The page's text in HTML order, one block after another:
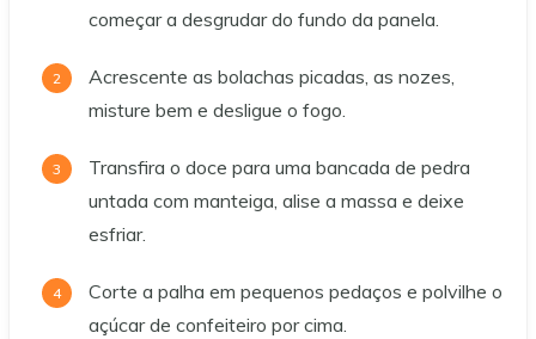
começar a desgrudar do fundo da panela.
Acrescente as bolachas picadas, as nozes,
misture bem e desligue o fogo.
Transfira o doce para uma bancada de pedra
untada com manteiga, alise a massa e deixe
esfriar.
Corte a palha em pequenos pedaços e polvilhe o
açúcar de confeiteiro por cima.